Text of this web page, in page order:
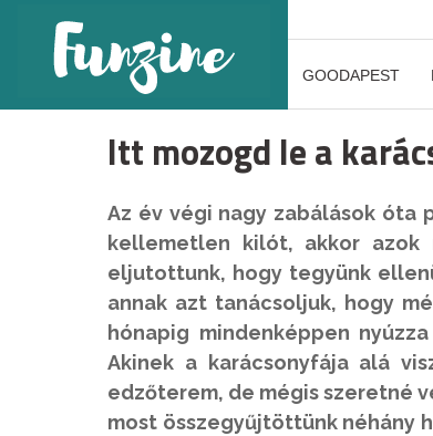
GOODAPEST
Itt mozogd le a
Az év végi nagy zabálások
kellemetlen kilót, akkor azok
eljutottunk, hogy tegyünk
annak azt tanácsoljuk, hogy
hónapig mindenképpen
Akinek a karácsonyfája alá
edzőterem, de mégis szeretné
most összegyűjtöttünk néhány